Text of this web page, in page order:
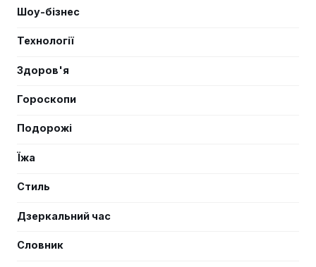
Шоу-бізнес
Технології
Здоров'я
Гороскопи
Подорожі
Їжа
Стиль
Дзеркальний час
Словник